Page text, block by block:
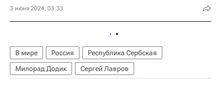
3 июня 2024, 03:33
В мире Россия
Республика Сербская
Милорад Додик
Сергей Лавров